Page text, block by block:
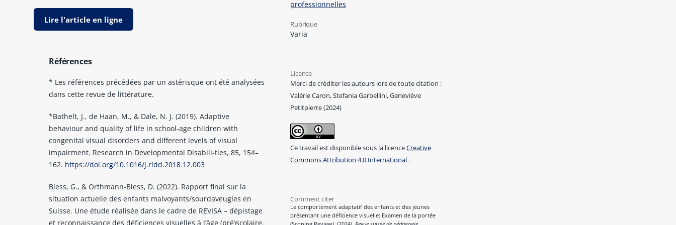
Lire l'article en ligne
Références
* Les références précédées par un astérisque ont été analysées
dans cette revue de littérature.
*Bathelt, J., de Haan, M., & Dale, N. J. (2019). Adaptive
behaviour and quality of life in school-age children with
congenital visual disorders and different levels of visual
impairment. Research in Developmental Disabili-ties, 85, 154–
162. https://doi.org/10.1016/j.ridd.2018.12.003
Bless, G., & Orthmann-Bless, D. (2022). Rapport final sur la
situation actuelle des enfants malvoyants/sourdaveugles en
Suisse. Une étude réalisée dans le cadre de REVISA – dépistage
et reconnaissance des déficiences visuelles à l’âge (pré)scolaire.
professionnelles
Rubrique
Varia
Licence
Merci de créditer les auteurs lors de toute citation :
Valérie Caron, Stefania Garbellini, Geneviève
Petitpierre (2024)
Ce travail est disponible sous la licenceCreative
Commons Attribution 4.0 International .
Comment citer
Le comportement adaptatif des enfants et des jeunes
présentant une déficience visuelle: Examen de la portée